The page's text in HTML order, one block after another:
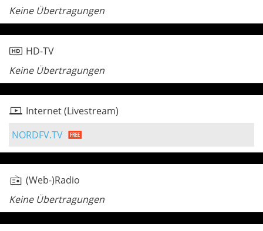
Keine Übertragungen
HD-TV
Keine Übertragungen
Internet (Livestream)
NORDFV.TV
(Web-)Radio
Keine Übertragungen